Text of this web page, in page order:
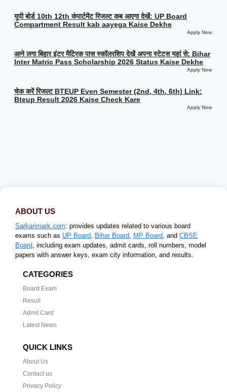
यूपी बोर्ड 10th 12th कंपार्टमेंट रिजल्ट कब आएगा देखें: UP Board
Compartment Result kab aayega Kaise Dekhe
Apply Now
आने लगा बिहार इंटर मैट्रिक पास स्कॉलरशिप देखें अपना स्टेटस यहां से: Bihar
Inter Matric Pass Scholarship 2026 Status Kaise Dekhe
Apply Now
चेक करें रिजल्ट BTEUP Even Semester (2nd, 4th, 6th) Link:
Bteup Result 2026 Kaise Check Kare
Apply Now
ABOUT US
Sarkarimark.com: provides updates related to various board
exams such as UP Board Bihar Board MP Board , and CBSE
Board , including exam updates, admit cards, roll numbers, model
papers with answer keys, exam city information, and results.
CATEGORIES
Board Exam
Result
Admit Card
Latest News
QUICK LINKS
About Us
Contact us
Privacy Policy